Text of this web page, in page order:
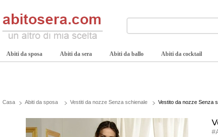
Abiti da sposa Abiti da sera Abiti da ballo Abiti da cocktail
Casa Abiti da sposa Vestiti da nozze Senza schienale Vestito da nozze Senza